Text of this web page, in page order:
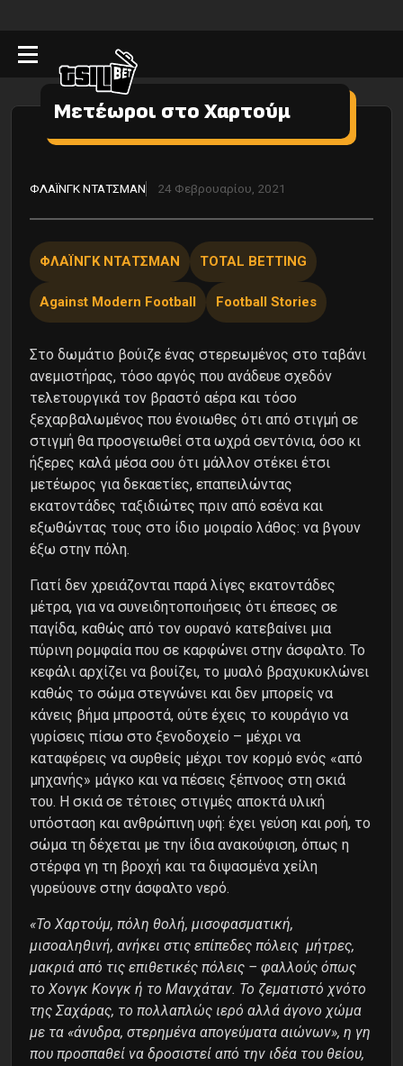
Μετέωροι στο Χαρτούμ
ΦΛΑΪΝΓΚ ΝΤΑΤΣΜΑΝ 24 Φεβρουαρίου, 2021
ΦΛΑΪΝΓΚ ΝΤΑΤΣΜΑΝ TOTAL BETTING
Against Modern Football Football Stories
Στο δωμάτιο βούιζε ένας στερεωμένος στο ταβάνι
ανεμιστήρας, τόσο αργός που ανάδευε σχεδόν
τελετουργικά τον βραστό αέρα και τόσο
ξεχαρβαλωμένος που ένοιωθες ότι από στιγμή σε
στιγμή θα προσγειωθεί στα ωχρά σεντόνια, όσο κι
ήξερες καλά μέσα σου ότι μάλλον στέκει έτσι
μετέωρος για δεκαετίες, επαπειλώντας
εκατοντάδες ταξιδιώτες πριν από εσένα και
εξωθώντας τους στο ίδιο μοιραίο λάθος: να βγουν
έξω στην πόλη.
Γιατί δεν χρειάζονται παρά λίγες εκατοντάδες
μέτρα, για να συνειδητοποιήσεις ότι έπεσες σε
παγίδα, καθώς από τον ουρανό κατεβαίνει μια
πύρινη ρομφαία που σε καρφώνει στην άσφαλτο. Το
κεφάλι αρχίζει να βουίζει, το μυαλό βραχυκυκλώνει
καθώς το σώμα στεγνώνει και δεν μπορείς να
κάνεις βήμα μπροστά, ούτε έχεις το κουράγιο να
γυρίσεις πίσω στο ξενοδοχείο – μέχρι να
καταφέρεις να συρθείς μέχρι τον κορμό ενός «από
μηχανής» μάγκο και να πέσεις ξέπνοος στη σκιά
του. Η σκιά σε τέτοιες στιγμές αποκτά υλική
υπόσταση και ανθρώπινη υφή: έχει γεύση και ροή, το
σώμα τη δέχεται με την ίδια ανακούφιση, όπως η
στέρφα γη τη βροχή και τα διψασμένα χείλη
γυρεύουνε στην άσφαλτο νερό.
«Το Χαρτούμ, πόλη θολή, μισοφασματική,
μισοαληθινή, ανήκει στις επίπεδες πόλεις μήτρες,
μακριά από τις επιθετικές πόλεις – φαλλούς όπως
το Χονγκ Κονγκ ή το Μανχάταν. Το ζεματιστό χνότο
της Σαχάρας, το πολλαπλώς ιερό αλλά άγονο χώμα
με τα «άνυδρα, στερημένα απογεύματα αιώνων», η γη
που προσπαθεί να δροσιστεί από την ιδέα του θείου,